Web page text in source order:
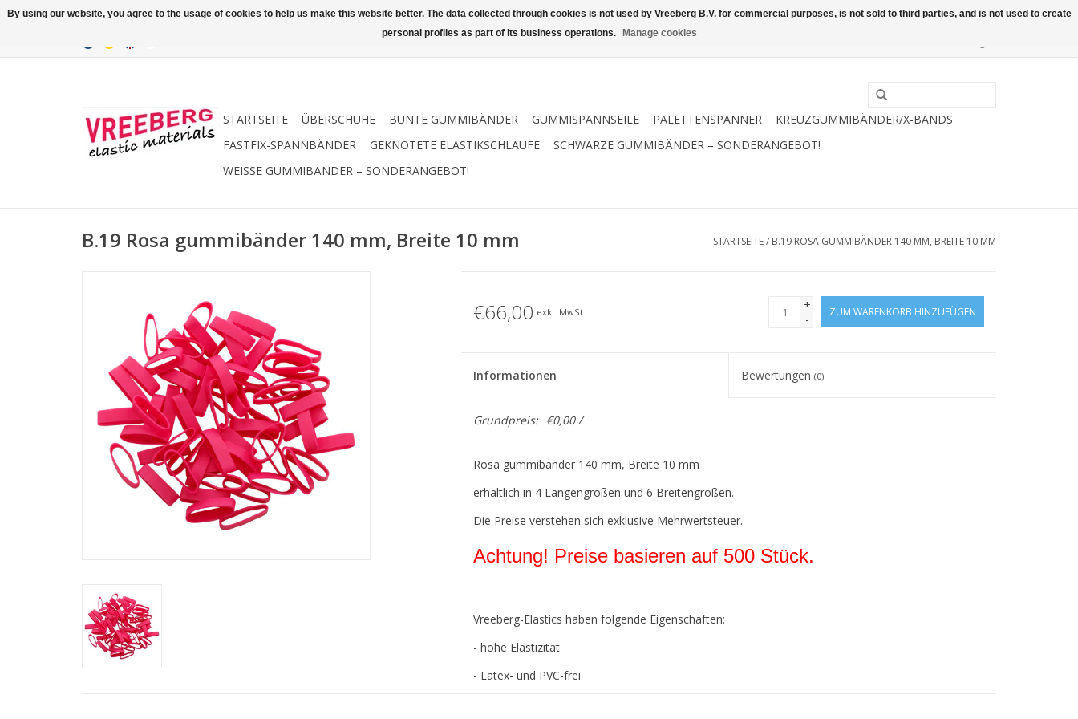
STARTSEITE ÜBERSCHUHE BUNTE GUMMIBÄNDER GUMMISPANNSEILE PALETTENSPANNER
KREUZGUMMIBÄNDER/X-BANDS
FASTFIX-SPANNBÄNDER
GEKNOTETE ELASTIKSCHLAUFE
SCHWARZE GUMMIBÄNDER – SONDERANGEBOT!
WEISSE GUMMIBÄNDER – SONDERANGEBOT!
B.19 Rosa gummibänder 140 mm, Breite 10 mm STARTSEITE/ B.19 ROSA GUMMIBÄNDER 140 MM, BREITE 10 MM
€66,00 exkl. MwSt.
+
-
ZUM WARENKORB HINZUFÜGEN
Informationen Bewertungen(0)
Grundpreis: €0,00 /
Rosa gummibänder 140 mm, Breite 10 mm
erhältlich in 4 Längengrößen und 6 Breitengrößen.
Die Preise verstehen sich exklusive Mehrwertsteuer.
Achtung! Preise basieren auf 500 Stück.
Vreeberg-Elastics haben folgende Eigenschaften:
- hohe Elastizität
- Latex- und PVC-frei
By using our website, you agree to the usage of cookies to help us make this website better. The data collected through cookies is not used by Vreeberg B.V. for commercial purposes, is not sold to third parties, and is not used to create
personal profiles as part of its business operations.
Manage cookies